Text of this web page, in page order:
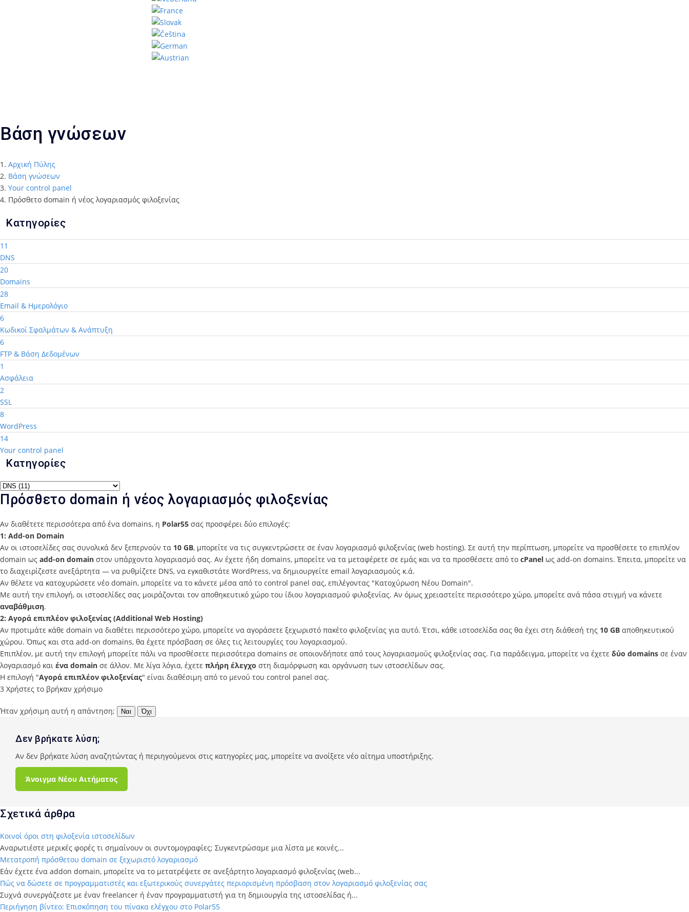
Βάση γνώσεων
Αρχική Πύλης
Βάση γνώσεων
Your control panel
Πρόσθετο domain ή νέος λογαριασμός φιλοξενίας
Κατηγορίες
11
DNS
20
Domains
28
Email & Ημερολόγιο
6
Κωδικοί Σφαλμάτων & Ανάπτυξη
6
FTP & Βάση Δεδομένων
1
Ασφάλεια
2
SSL
8
WordPress
14
Your control panel
Κατηγορίες
Πρόσθετο domain ή νέος λογαριασμός φιλοξενίας
Αν διαθέτετε περισσότερα από ένα domains, η Polar55 σας προσφέρει δύο επιλογές:
1: Add-on Domain
Αν οι ιστοσελίδες σας συνολικά δεν ξεπερνούν τα 10 GB, μπορείτε να τις συγκεντρώσετε σε έναν λογαριασμό φιλοξενίας (web hosting). Σε αυτή την περίπτωση, μπορείτε να προσθέσετε το επιπλέον
domain ως add-on domain στον υπάρχοντα λογαριασμό σας. Αν έχετε ήδη domains, μπορείτε να τα μεταφέρετε σε εμάς και να τα προσθέσετε από το cPanel ως add-on domains. Έπειτα, μπορείτε να
το διαχειρίζεστε ανεξάρτητα — να ρυθμίζετε DNS, να εγκαθιστάτε WordPress, να δημιουργείτε email λογαριασμούς κ.ά.
Αν θέλετε να κατοχυρώσετε νέο domain, μπορείτε να το κάνετε μέσα από το control panel σας, επιλέγοντας "Κατοχύρωση Νέου Domain".
Με αυτή την επιλογή, οι ιστοσελίδες σας μοιράζονται τον αποθηκευτικό χώρο του ίδιου λογαριασμού φιλοξενίας. Αν όμως χρειαστείτε περισσότερο χώρο, μπορείτε ανά πάσα στιγμή να κάνετε
αναβάθμιση.
2: Αγορά επιπλέον φιλοξενίας (Additional Web Hosting)
Αν προτιμάτε κάθε domain να διαθέτει περισσότερο χώρο, μπορείτε να αγοράσετε ξεχωριστό πακέτο φιλοξενίας για αυτό. Έτσι, κάθε ιστοσελίδα σας θα έχει στη διάθεσή της 10 GB αποθηκευτικού
χώρου. Όπως και στα add-on domains, θα έχετε πρόσβαση σε όλες τις λειτουργίες του λογαριασμού.
Επιπλέον, με αυτή την επιλογή μπορείτε πάλι να προσθέσετε περισσότερα domains σε οποιονδήποτε από τους λογαριασμούς φιλοξενίας σας. Για παράδειγμα, μπορείτε να έχετε δύο domains σε έναν
λογαριασμό και ένα domain σε άλλον. Με λίγα λόγια, έχετε πλήρη έλεγχο στη διαμόρφωση και οργάνωση των ιστοσελίδων σας.
Η επιλογή "Αγορά επιπλέον φιλοξενίας" είναι διαθέσιμη από το μενού του control panel σας.
3 Χρήστες το βρήκαν χρήσιμο
Ήταν χρήσιμη αυτή η απάντηση; Ναι Όχι
Δεν βρήκατε λύση;
Αν δεν βρήκατε λύση αναζητώντας ή περιηγούμενοι στις κατηγορίες μας, μπορείτε να ανοίξετε νέο αίτημα υποστήριξης.
Άνοιγμα Νέου Αιτήματος
Σχετικά άρθρα
Κοινοί όροι στη φιλοξενία ιστοσελίδων
Αναρωτιέστε μερικές φορές τι σημαίνουν οι συντομογραφίες; Συγκεντρώσαμε μια λίστα με κοινές...
Μετατροπή πρόσθετου domain σε ξεχωριστό λογαριασμό
Εάν έχετε ένα addon domain, μπορείτε να το μετατρέψετε σε ανεξάρτητο λογαριασμό φιλοξενίας (web...
Πώς να δώσετε σε προγραμματιστές και εξωτερικούς συνεργάτες περιορισμένη πρόσβαση στον λογαριασμό φιλοξενίας σας
Συχνά συνεργάζεστε με έναν freelancer ή έναν προγραμματιστή για τη δημιουργία της ιστοσελίδας ή...
Περιήγηση βίντεο: Επισκόπηση του πίνακα ελέγχου στο Polar55